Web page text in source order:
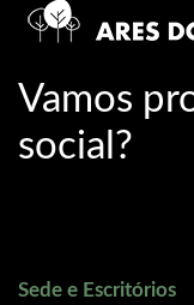
Vamos
social?
Sede e Escritórios